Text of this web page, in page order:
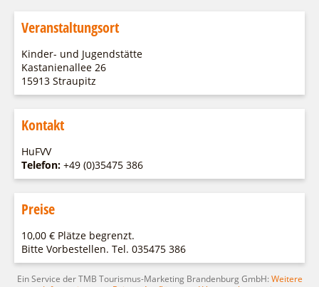
Aktiverlebnisse
Einkaufen
Individuell
Gruppen
Touristinformationen
Fremdenverkehrsvereine
Ludwig Leichhardt
Kahnfahrten
Fahrgastschiff
Campingplatz am Mochowsee
Campingplatz Jessern
Veranstaltungskalender
Wirtschaftsförderung
SPOT
Bürgerbus
Naturwelt Lieberoser Heide
Staatlich anerkannter Erholungsort Goyatz
Mein Brandenburg – Infostelen
Unternehmensbetreuung
ILB
Team
Aktuelles
Infomaterial
Veranstaltungsort
Kinder- und Jugendstätte
Kastanienallee 26
15913 Straupitz
Kontakt
HuFVV
Telefon: +49 (0)35475 386
Preise
10,00 € Plätze begrenzt.
Bitte Vorbestellen. Tel. 035475 386
Ein Service der TMB Tourismus-Marketing Brandenburg GmbH:Weitere